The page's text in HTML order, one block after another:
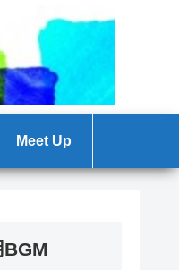
Meet Up